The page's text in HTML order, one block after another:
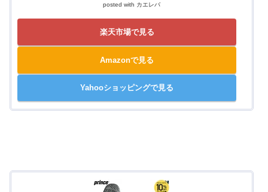
posted with カエレバ
楽天市場で見る
Amazonで見る
Yahooショッピングで見る